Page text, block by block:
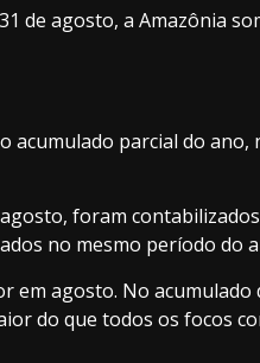
de agosto, a Amazônia
parcial do
foram
no mesmo período do
agosto. No acumulado
do que todos os focos